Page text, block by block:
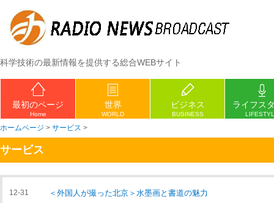
科学技術の最新情報を提供する総合WEBサイト
最初のページ
Home
世界
WORLD
ビジネス
BUSINESS
ライフス
ホームページ > サービス >
サービス
12-31 ＜外国人が撮った北京＞水墨画と書道の魅力